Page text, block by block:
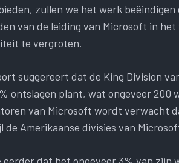
zullen we het werk
van de leiding van Microsoft in
te vergroten.
suggereert dat de King Division
ontslagen plant, wat ongeveer 200
van Microsoft wordt verwacht
Amerikaanse divisies van